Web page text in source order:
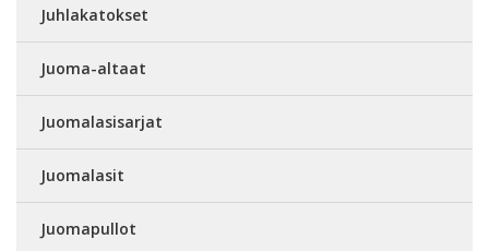
Juhlakatokset
Juoma-altaat
Juomalasisarjat
Juomalasit
Juomapullot